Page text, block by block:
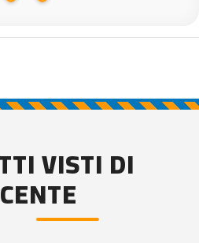
VISTI DI